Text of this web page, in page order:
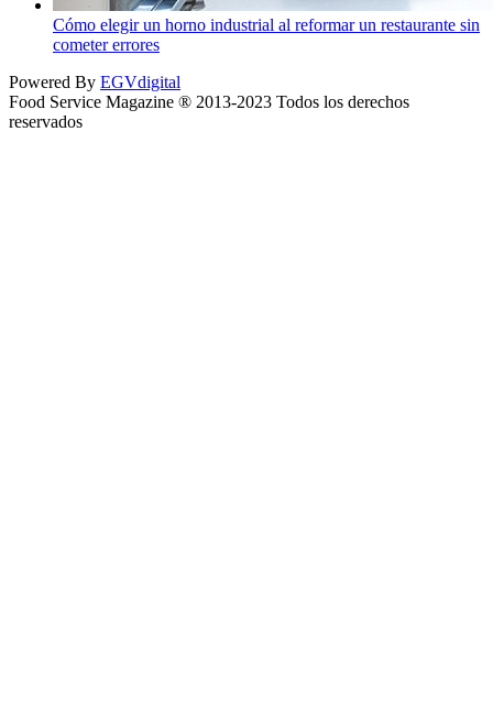
Cómo elegir un horno industrial al reformar un restaurante sin
cometer errores
Powered By EGVdigital
Food Service Magazine ® 2013-2023 Todos los derechos
reservados